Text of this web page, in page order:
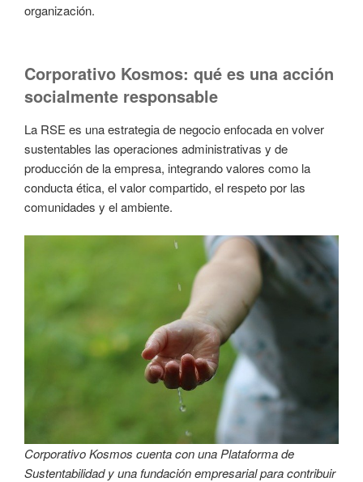
organización.
Corporativo Kosmos: qué es una acción
socialmente responsable
La RSE es una estrategia de negocio enfocada en volver
sustentables las operaciones administrativas y de
producción de la empresa, integrando valores como la
conducta ética, el valor compartido, el respeto por las
comunidades y el ambiente.
Corporativo Kosmos cuenta con una Plataforma de
Sustentabilidad y una fundación empresarial para contribuir